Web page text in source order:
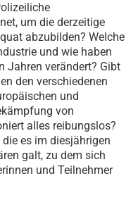
um die derzeitige
abzubilden? Welche
und wie haben
Jahren verändert? Gibt
den verschiedenen
und
von
alles reibungslos?
es im diesjährigen
galt, zu dem sich
und Teilnehmer